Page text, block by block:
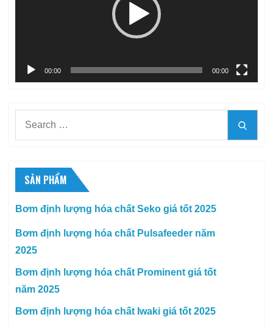
00:00 00:00
SẢN PHẨM
Bơm định lượng hóa chất Seko giá tốt 2025
Bơm định lượng hóa chất Pulsafeeder năm
2025
Bơm định lượng hóa chất Prominent giá tốt
năm 2025
Bơm định lượng hóa chất Iwaki giá tốt 2025